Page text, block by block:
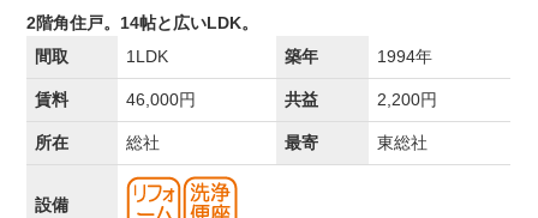
2階角住戸。14帖と広いLDK。
間取
1LDK 築年 1994年
賃料 46,000円 共益 2,200円
所在 総社 最寄 東総社
設備